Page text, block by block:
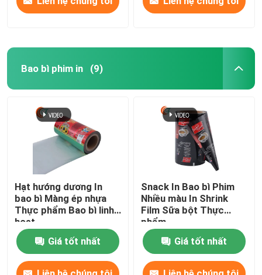
Bao bì phim in (9)
Hạt hướng dương In
bao bì Màng ép nhựa
Thực phẩm Bao bì linh
hoạt
Giá tốt nhất
Snack In Bao bì Phim
Nhiều màu In Shrink
Film Sữa bột Thực
phẩm
Giá tốt nhất